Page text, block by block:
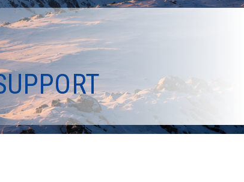
ESET DACH Partnerkonferenz 2025 - Auszeichnungen für
AG
AG erhält Auszeichnung von Rapid7
Partner No.1 2023
2023: OT-Anlagen im Würgegriff von Cyberangriffen